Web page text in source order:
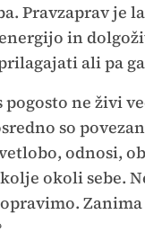
Pravzaprav je
in
ali pa
pogosto ne živi
so
odnosi,
okoli sebe.
Zanima